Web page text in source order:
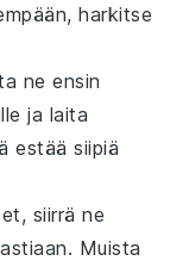
harkitse
ne ensin
ja laita
estää siipiä
siirrä ne
Muista